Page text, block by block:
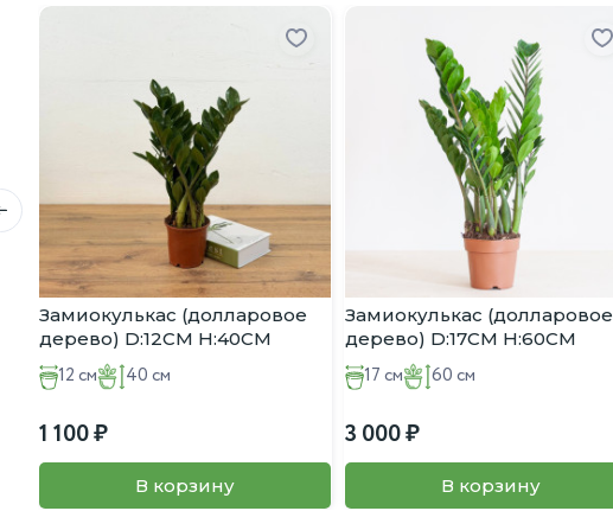
Замиокулькас (долларовое
дерево) D:12CM H:40CM
12 см 40 см
1 100
В корзину
Замиокулькас (долларовое
дерево) D:17CM H:60CM
17 см 60 см
3 000
В корзину